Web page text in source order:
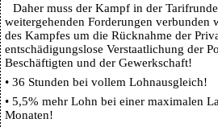
Daher muss der Kampf in der
weitergehenden Forderungen verbunden
des Kampfes um die Rücknahme der
entschädigungslose Verstaatlichung der
Beschäftigten und der Gewerkschaft!
• 36 Stunden bei vollem Lohnausgleich!
• 5,5% mehr Lohn bei einer maximalen
Monaten!